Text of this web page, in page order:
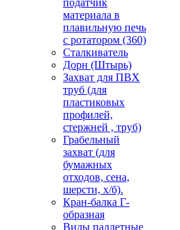
податчик
материала в
плавильную печь
с ротатором (360)
Сталкиватель
Дорн (Штырь)
Захват для ПВХ
труб (для
пластиковых
профилей,
стержней , труб)
Грабельный
захват (для
бумажных
отходов, сена,
шерсти, х/б).
Кран-балка Г-
образная
Вилы паллетные